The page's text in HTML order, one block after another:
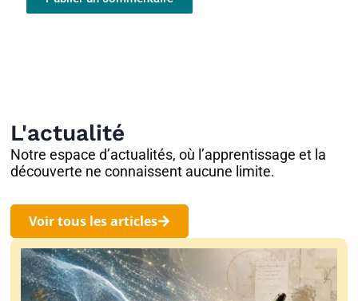
L'actualité
Notre espace d’actualités, où l’apprentissage et la
découverte ne connaissent aucune limite.
Voir tous les articles